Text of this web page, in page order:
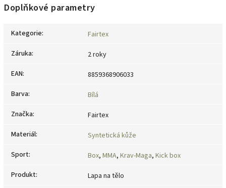
Doplňkové parametry
Kategorie:
Fairtex
Záruka:
2 roky
EAN:
8859368906033
Barva:
Bílá
Značka:
Fairtex
Materiál:
Syntetická kůže
Sport: Box, MMA, Krav-Maga, Kick box
Produkt:
Lapa na tělo